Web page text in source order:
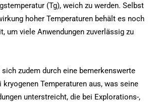
(Tg), weich zu werden. Selbst
hoher Temperaturen behält es noch
um viele Anwendungen zuverlässig zu
zudem durch eine bemerkenswerte
Temperaturen aus, was seine
unterstreicht, die bei Explorations-,